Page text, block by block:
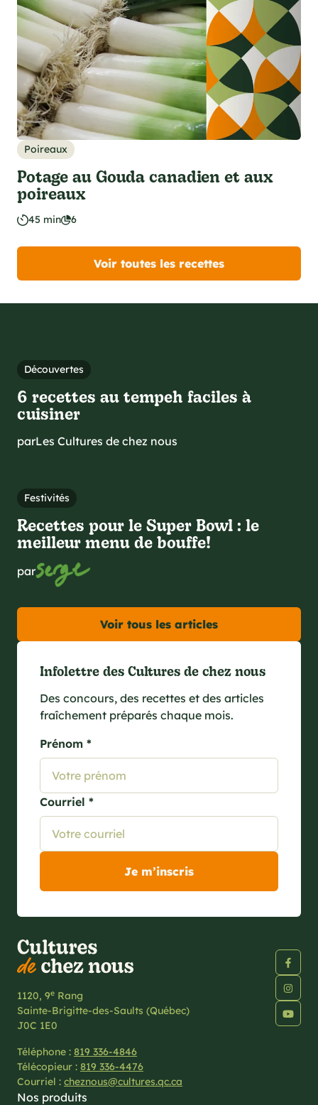
Poireaux
Potage au Gouda canadien et aux
poireaux
45 min 6
Voir toutes les recettes
Découvertes
6 recettes au tempeh faciles à
cuisiner
parLes Cultures de chez nous
Festivités
Recettes pour le Super Bowl : le
meilleur menu de bouffe!
par
Voir tous les articles
Infolettre des Cultures de chez nous
Des concours, des recettes et des articles
fraîchement préparés chaque mois.
Prénom *
Courriel *
1120, 9e Rang
Sainte-Brigitte-des-Saults (Québec)
J0C 1E0
Téléphone : 819 336-4846
Télécopieur : 819 336-4476
Courriel : cheznous@cultures.qc.ca
Nos produits